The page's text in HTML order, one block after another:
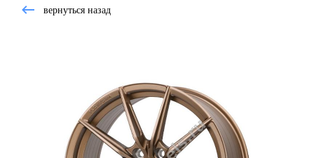
вернуться назад